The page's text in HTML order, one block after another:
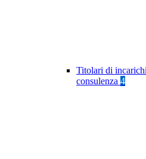
Titolari di
consulenza 4